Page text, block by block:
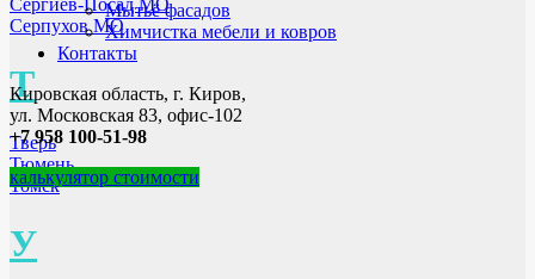
Серпухов МО
Т
Тверь
Тюмень
Томск
У
Мытьё фасадов
Химчистка мебели и ковров
Контакты
Кировская область, г. Киров,
ул. Московская 83, офис-102
+7 958 100-51-98
калькулятор стоимости